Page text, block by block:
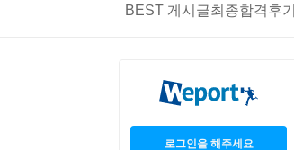
BEST 게시글최종합격후기
온라인 강의
로그인을 해주세요